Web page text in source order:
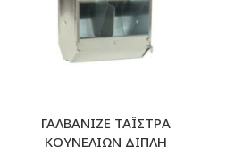
ΓΑΛΒΑΝΙΖΕ ΤΑΪΣΤΡΑ
ΚΟΥΝΕΛΙΩΝ ΔΙΠΛΗ